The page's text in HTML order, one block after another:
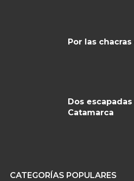
Por las
Dos
Catamarca
CATEGORÍAS POPULARES